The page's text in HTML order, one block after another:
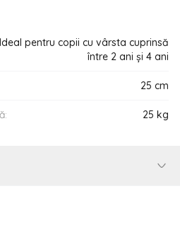
Ideal pentru copii cu vârsta cuprinsă
între 2 ani și 4 ani
25 cm
25 kg